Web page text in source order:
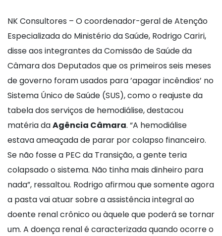
NK Consultores – O coordenador-geral de Atenção
Especializada do Ministério da Saúde, Rodrigo Cariri,
disse aos integrantes da Comissão de Saúde da
Câmara dos Deputados que os primeiros seis meses
de governo foram usados para ’apagar incêndios’ no
Sistema Único de Saúde (SUS), como o reajuste da
tabela dos serviços de hemodiálise, destacou
matéria daAgência Câmara. “A hemodiálise
estava ameaçada de parar por colapso financeiro.
Se não fosse a PEC da Transição, a gente teria
colapsado o sistema. Não tinha mais dinheiro para
nada”, ressaltou. Rodrigo afirmou que somente agora
a pasta vai atuar sobre a assistência integral ao
doente renal crônico ou àquele que poderá se tornar
um. A doença renal é caracterizada quando ocorre o